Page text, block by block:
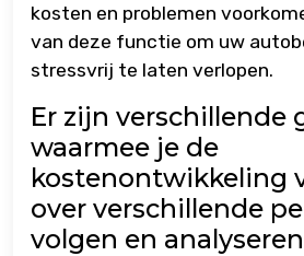
kosten en problemen
van deze functie om uw
stressvrij te laten verlopen.
Er zijn verschillende
waarmee je de
kostenontwikkeling
over verschillende
volgen en